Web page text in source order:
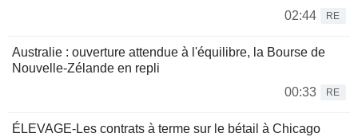
02:44
RE
Australie : ouverture attendue à l'équilibre, la Bourse de
Nouvelle-Zélande en repli
00:33
RE
ÉLEVAGE-Les contrats à terme sur le bétail à Chicago